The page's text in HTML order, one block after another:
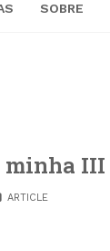
SOBRE
minha III
ARTICLE